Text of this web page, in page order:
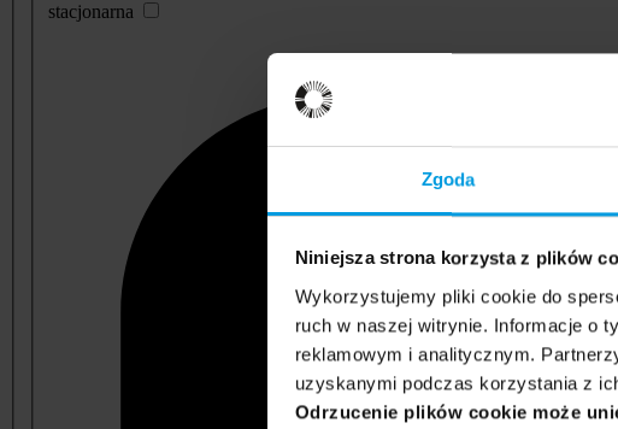
Zgoda
Niniejsza strona korzysta z plików
Wykorzystujemy pliki cookie do
ruch w naszej witrynie. Informacje o
reklamowym i analitycznym.
uzyskanymi podczas korzystania z
Odrzucenie plików cookie może
stacjonarna